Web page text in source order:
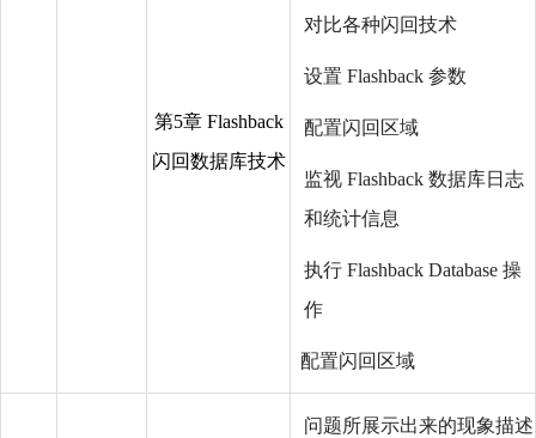
第5章 Flashback
闪回数据库技术
对比各种闪回技术
设置 Flashback 参数
配置闪回区域
监视 Flashback 数据库日志
和统计信息
执行 Flashback Database 操
作
配置闪回区域
问题所展示出来的现象描述